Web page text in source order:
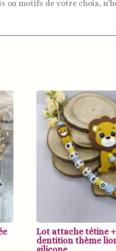
ou motifs de votre choix,
Lot attache tétine
dentition thème